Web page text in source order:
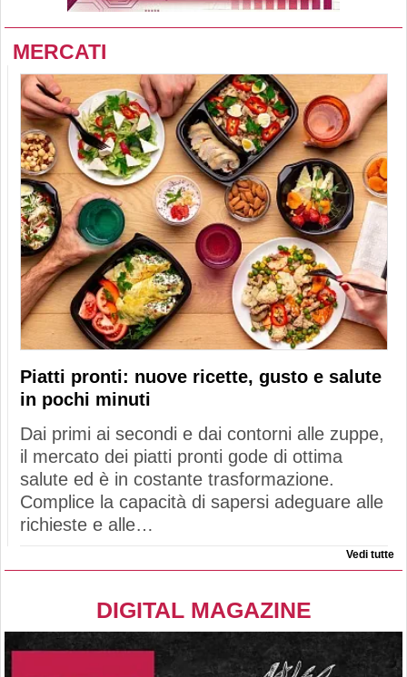
MERCATI
Piatti pronti: nuove ricette, gusto e salute
in pochi minuti
Dai primi ai secondi e dai contorni alle zuppe,
il mercato dei piatti pronti gode di ottima
salute ed è in costante trasformazione.
Complice la capacità di sapersi adeguare alle
richieste e alle…
Vedi tutte
DIGITAL MAGAZINE